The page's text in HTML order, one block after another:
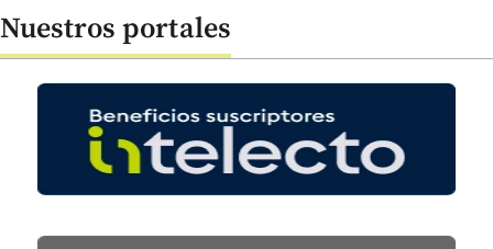
Nuestros portales